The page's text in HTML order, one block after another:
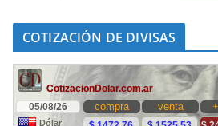
COTIZACIÓN DE DIVISAS